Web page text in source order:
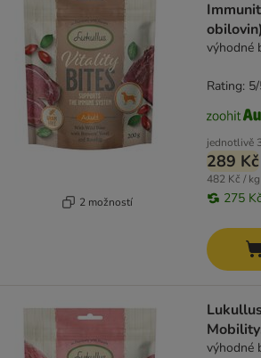
2 možností
obilovin)
výhodné
jednotlivě
289 Kč
482 Kč / kg
275 Kč
Rating:
výhodné